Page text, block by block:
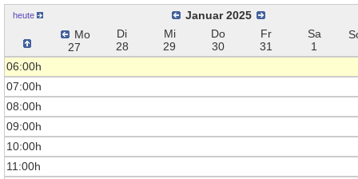
heute
Januar 2025
Mo
27
Di
28
Mi
29
Do
30
Fr
31
Sa
1
06:00h
07:00h
08:00h
09:00h
10:00h
11:00h